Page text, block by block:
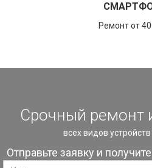
Ремонт от
Срочный ремонт
всех видов
Отправьте заявку и